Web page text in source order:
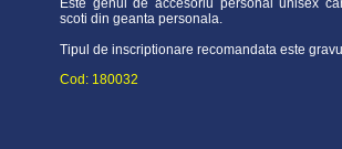
Este genul de accesoriu personal unisex
scoti din geanta personala.
Tipul de inscriptionare recomandata este
Cod: 180032